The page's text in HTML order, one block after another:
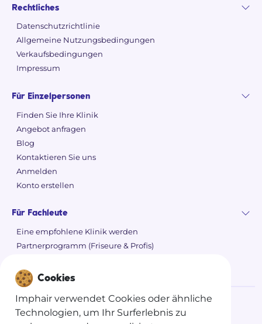
Rechtliches
Datenschutzrichtlinie
Allgemeine Nutzungsbedingungen
Verkaufsbedingungen
Impressum
Für Einzelpersonen
Finden Sie Ihre Klinik
Angebot anfragen
Blog
Kontaktieren Sie uns
Anmelden
Konto erstellen
Für Fachleute
Eine empfohlene Klinik werden
Partnerprogramm (Friseure & Profis)
© 2026 Imphair
Cookies
Imphair verwendet Cookies oder ähnliche
Technologien, um Ihr Surferlebnis zu